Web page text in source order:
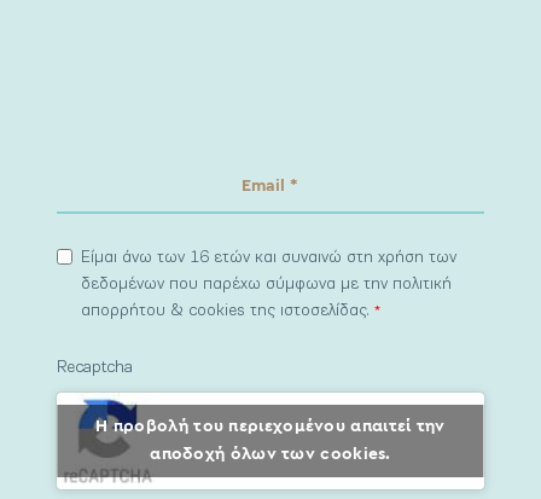
Είμαι άνω των 16 ετών και συναινώ στη χρήση των
δεδομένων που παρέχω σύμφωνα με την πολιτική
απορρήτου & cookies της ιστοσελίδας.*
Recaptcha
Η προβολή του περιεχομένου απαιτεί την
αποδοχή όλων των cookies.